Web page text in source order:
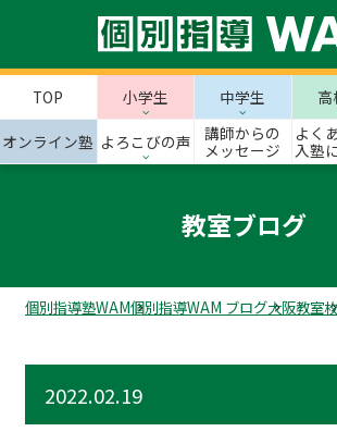
TOP 小学生 中学生 高
オンライン塾 よろこびの声
講師からの
メッセージ
よく
入塾
教室ブログ
個別指導塾WAM個別指導WAM ブログ大阪教室
2022.02.19